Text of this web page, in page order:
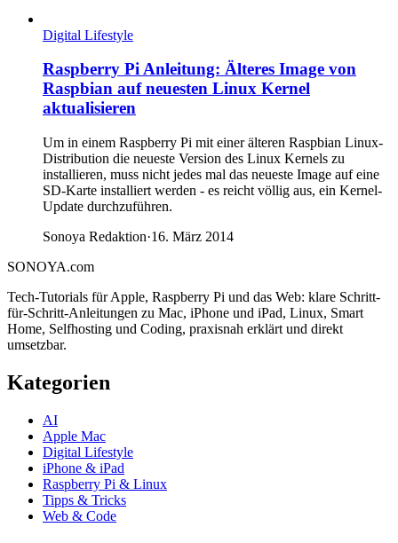
Digital Lifestyle
Raspberry Pi Anleitung: Älteres Image von
Raspbian auf neuesten Linux Kernel
aktualisieren
Um in einem Raspberry Pi mit einer älteren Raspbian Linux-
Distribution die neueste Version des Linux Kernels zu
installieren, muss nicht jedes mal das neueste Image auf eine
SD-Karte installiert werden - es reicht völlig aus, ein Kernel-
Update durchzuführen.
Sonoya Redaktion·16. März 2014
SONOYA.com
Tech-Tutorials für Apple, Raspberry Pi und das Web: klare Schritt-
für-Schritt-Anleitungen zu Mac, iPhone und iPad, Linux, Smart
Home, Selfhosting und Coding, praxisnah erklärt und direkt
umsetzbar.
Kategorien
AI
Apple Mac
Digital Lifestyle
iPhone & iPad
Raspberry Pi & Linux
Tipps & Tricks
Web & Code